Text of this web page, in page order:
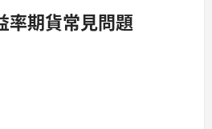
率期貨常見問題